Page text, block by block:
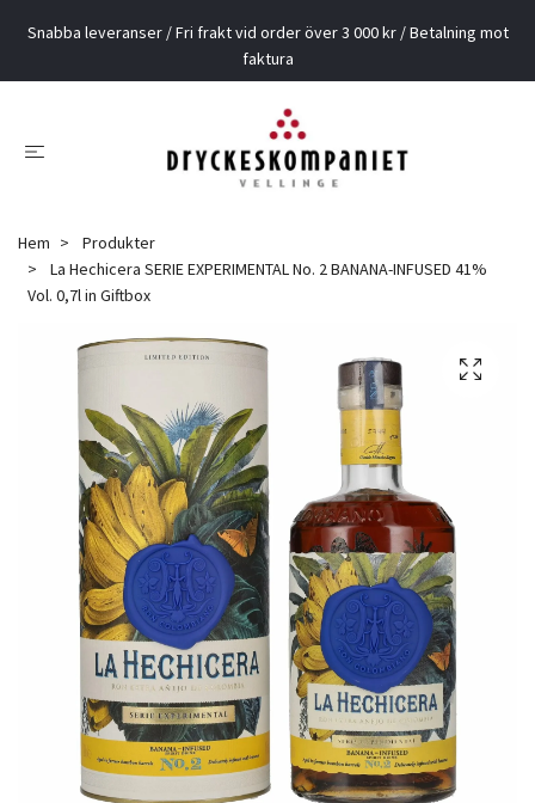
Snabba leveranser / Fri frakt vid order över 3 000 kr / Betalning mot
faktura
Hem
Produkter
La Hechicera SERIE EXPERIMENTAL No. 2 BANANA-INFUSED 41%
Vol. 0,7l in Giftbox